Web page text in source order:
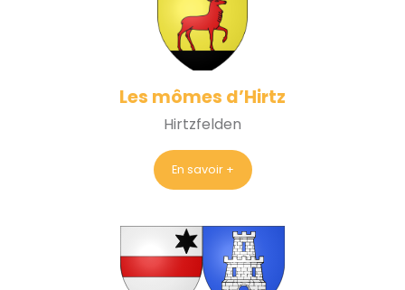
Les mômes d’Hirtz
Hirtzfelden
En savoir +